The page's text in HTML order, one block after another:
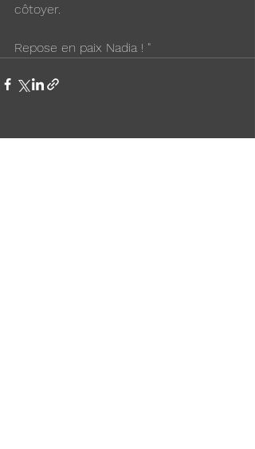
côtoyer.
Repose en paix Nadia ! "